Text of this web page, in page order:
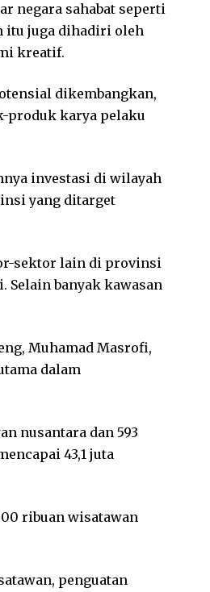
negara sahabat seperti
itu juga dihadiri oleh
kreatif.
dikembangkan,
produk karya pelaku
investasi di wilayah
yang ditarget
sektor lain di provinsi
Selain banyak kawasan
Muhamad Masrofi,
dalam
nusantara dan 593
43,1 juta
ribuan wisatawan
penguatan